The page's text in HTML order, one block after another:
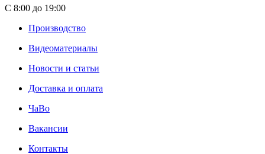
С 8:00 до 19:00
Производство
Видеоматериалы
Новости и статьи
Доставка и оплата
ЧаВо
Вакансии
Контакты